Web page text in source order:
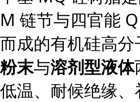
M 链节与四官能
而成的有机硅高分
粉末与溶剂型液体
低温、耐候绝缘、